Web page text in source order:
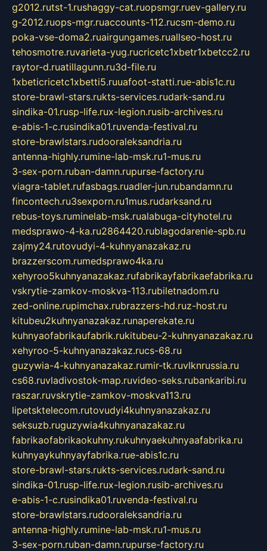
g2012.rutst-1.rushaggy-cat.ruopsmgr.ruev-gallery.ru
g-2012.ruops-mgr.ruaccounts-112.rucsm-demo.ru
poka-vse-doma2.ruairgungames.ruallseo-host.ru
tehosmotre.ruvarieta-yug.rucricetc1xbetr1xbetcc2.ru
raytor-d.ruatillagunn.ru3d-file.ru
1xbeticricetc1xbetti5.ruuafoot-statti.rue-abis1c.ru
store-brawl-stars.rukts-services.rudark-sand.ru
sindika-01.rusp-life.rux-legion.rusib-archives.ru
e-abis-1-c.rusindika01.ruvenda-festival.ru
store-brawlstars.rudooraleksandria.ru
antenna-highly.rumine-lab-msk.ru1-mus.ru
3-sex-porn.ruban-damn.rupurse-factory.ru
viagra-tablet.rufasbags.ruadler-jun.rubandamn.ru
fincontech.ru3sexporn.ru1mus.rudarksand.ru
rebus-toys.ruminelab-msk.rualabuga-cityhotel.ru
medsprawo-4-ka.ru2864420.rublagodarenie-spb.ru
zajmy24.rutovudyi-4-kuhnyanazakaz.ru
brazzerscom.rumedsprawo4ka.ru
xehyroo5kuhnyanazakaz.rufabrikayfabrikaefabrika.ru
vskrytie-zamkov-moskva-113.rubiletnadom.ru
zed-online.rupimchax.rubrazzers-hd.ruz-host.ru
kitubeu2kuhnyanazakaz.runaperekate.ru
kuhnyaofabrikaufabrik.rukitubeu-2-kuhnyanazakaz.ru
xehyroo-5-kuhnyanazakaz.rucs-68.ru
guzywia-4-kuhnyanazakaz.rumir-tk.ruvlknrussia.ru
cs68.ruvladivostok-map.ruvideo-seks.rubankaribi.ru
raszar.ruvskrytie-zamkov-moskva113.ru
lipetsktelecom.rutovudyi4kuhnyanazakaz.ru
seksuzb.ruguzywia4kuhnyanazakaz.ru
fabrikaofabrikaokuhny.rukuhnyaekuhnyaafabrika.ru
kuhnyaykuhnyayfabrika.rue-abis1c.ru
store-brawl-stars.rukts-services.rudark-sand.ru
sindika-01.rusp-life.rux-legion.rusib-archives.ru
e-abis-1-c.rusindika01.ruvenda-festival.ru
store-brawlstars.rudooraleksandria.ru
antenna-highly.rumine-lab-msk.ru1-mus.ru
3-sex-porn.ruban-damn.rupurse-factory.ru